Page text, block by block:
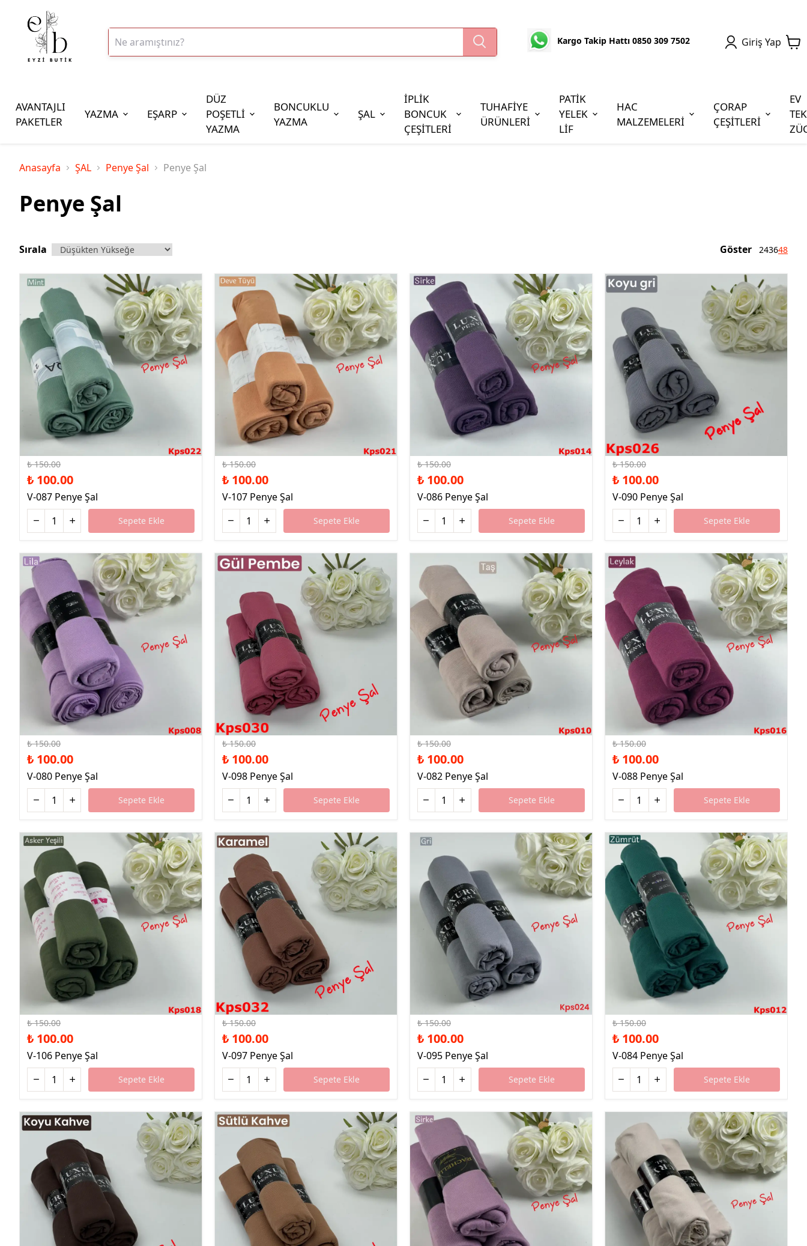
Kargo Takip Hattı 0850 309 7502 Giriş Yap
AVANTAJLI
PAKETLER
YAZMA EŞARP
DÜZ
POŞETLİ
YAZMA
BONCUKLU
YAZMA
ŞAL
İPLİK
BONCUK
ÇEŞİTLERİ
İplik Çeşitleri
20gr Reyyan Polyester İp
100gr Altınbaşak Polyester İp
TUHAFİYE
ÜRÜNLERİ
PATİK
YELEK
LİF
HAC
MALZEMELERİ
ÇORAP
ÇEŞİTLERİ
EV
Anasayfa ŞAL Penye Şal Penye Şal
Penye Şal
Sırala Göster 243648
₺ 150.00
₺ 100.00
V-087 Penye Şal
Sepete Ekle
%33 İndirim
₺ 150.00
₺ 100.00
V-107 Penye Şal
Sepete Ekle
₺ 150.00
₺ 100.00
V-086 Penye Şal
Sepete Ekle
%33 İndirim
₺ 150.00
₺ 100.00
V-090 Penye Şal
Sepete Ekle
%33 İndirim
₺ 150.00
₺ 100.00
V-080 Penye Şal
Sepete Ekle
%33 İndirim
₺ 150.00
₺ 100.00
V-098 Penye Şal
Sepete Ekle
₺ 150.00
₺ 100.00
V-082 Penye Şal
Sepete Ekle
%33 İndirim
₺ 150.00
₺ 100.00
V-088 Penye Şal
Sepete Ekle
%33 İndirim
₺ 150.00
₺ 100.00
V-106 Penye Şal
Sepete Ekle
%33 İndirim
₺ 150.00
₺ 100.00
V-097 Penye Şal
Sepete Ekle
%33 İndirim
₺ 150.00
₺ 100.00
V-095 Penye Şal
Sepete Ekle
₺ 150.00
₺ 100.00
V-084 Penye Şal
Sepete Ekle